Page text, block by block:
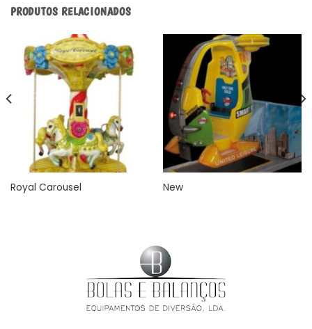
PRODUTOS RELACIONADOS
Royal Carousel New